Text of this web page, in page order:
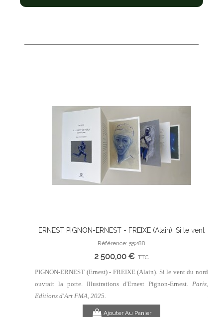
Ajouter Au Panier
ERNEST PIGNON-ERNEST - FREIXE (Alain). Si le vent
du nord ouvrait la porte. Illustrations d'Ernest Pignon-
Ernest.
Référence: 55288
2 500,00 € TTC
PIGNON-ERNEST (Ernest) - FREIXE (Alain). Si le vent du nord
ouvrait la porte. Illustrations d'Ernest Pignon-Ernest. Paris,
Editions d'Art FMA, 2025.
Ajouter Au Panier